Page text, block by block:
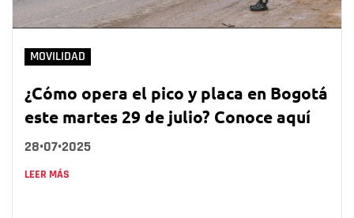
MOVILIDAD
¿Cómo opera el pico y placa en Bogotá
este martes 29 de julio? Conoce aquí
28•07•2025
LEER MÁS